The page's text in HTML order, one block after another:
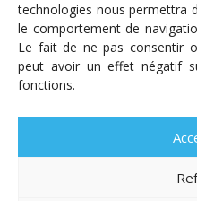
technologies nous permettra
le comportement de
Le fait de ne pas consentir
peut avoir un effet négatif
fonctions.
Radio Judaica Strasbourg
Tous droits réservés
RADIO JUDAÏCA
PODCASTS
UN DON
ADHÉRER